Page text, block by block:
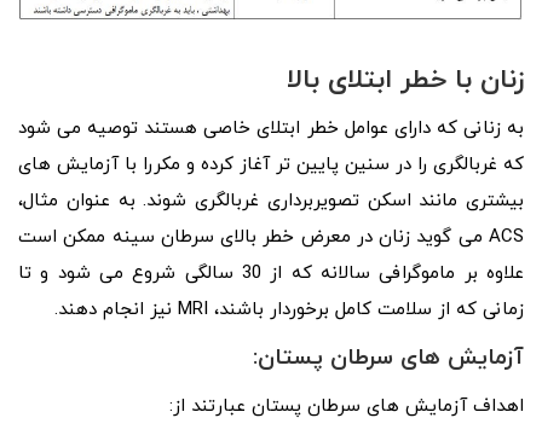
زنان با خطر ابتلای بالا
به زنانی که دارای عوامل خطر ابتلای خاصی هستند توصیه می شود
که غربالگری را در سنین پایین تر آغاز کرده و مکررا با آزمایش های
بیشتری مانند اسکن تصویربرداری غربالگری شوند. به عنوان مثال،
ACS می گوید زنان در معرض خطر بالای سرطان سینه ممکن است
علاوه بر ماموگرافی سالانه که از 30 سالگی شروع می شود و تا
زمانی که از سلامت کامل برخوردار باشند، MRI نیز انجام دهند.
آزمایش های سرطان پستان:
اهداف آزمایش های سرطان پستان عبارتند از: